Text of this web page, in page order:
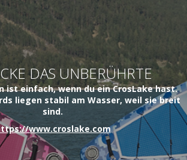
DAS UNBERÜHRTE
ist einfach, wenn du ein CrosLake hast.
liegen stabil am Wasser, weil sie breit
sind.
www.croslake.com